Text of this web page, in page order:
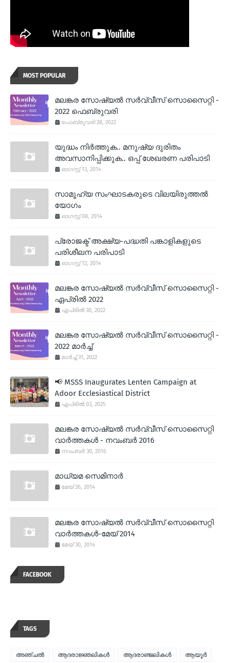
MOST POPULAR
മലങ്കര സോഷ്യല്‍ സര്‍വ്വീസ് സൊസൈറ്റി -
2022 ഫെബ്രുവരി
ഫെബ്രുവരി 28, 2022
യുദ്ധം നിര്‍ത്തുക.. മനുഷ്യ ദുരിതം
അവസാനിപ്പിക്കുക.. ഒപ്പ് ശേഖരണ പരിപാടി
ഓഗസ്റ്റ് 13, 2014
സാമൂഹ്യ സംഘാടകരുടെ വിലയിരുത്തല്‍
യോഗം
ഓഗസ്റ്റ് 08, 2014
പ്രോജക്ട് അക്ഷ്യ-പദ്ധതി പങ്കാളികളുടെ
പരിശീലന പരിപാടി
ഓഗസ്റ്റ് 12, 2014
മലങ്കര സോഷ്യല്‍ സര്‍വ്വീസ് സൊസൈറ്റി -
ഏപ്രില്‍ 2022
ഏപ്രിൽ 30, 2022
മലങ്കര സോഷ്യല്‍ സര്‍വ്വീസ് സൊസൈറ്റി -
2022 മാര്‍ച്ച്
മാർച്ച് 31, 2022
📢 MSSS Inaugurates Lenten Campaign at
Adoor Ecclesiastical District
ഏപ്രിൽ 03, 2025
മലങ്കര സോഷ്യല്‍ സര്‍വ്വീസ് സൊസൈറ്റി
വാര്‍ത്തകള്‍ - നവംബര്‍ 2016
നവംബർ 30, 2016
മാധ്യമ സെമിനാര്‍
മേയ് 26, 2014
മലങ്കര സോഷ്യല്‍ സര്‍വ്വീസ് സൊസൈറ്റി
വാര്‍ത്തകള്‍-മേയ് 2014
മേയ് 30, 2014
FACEBOOK
TAGS
അഞ്ചല്‍ ആദരാജ്ഞലികള്‍ ആദരാഞ്ജലികള്‍ ആയൂര്‍